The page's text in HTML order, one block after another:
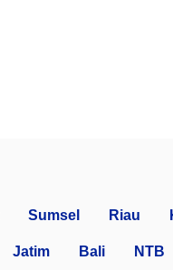
Sumsel Riau
Jatim Bali NTB